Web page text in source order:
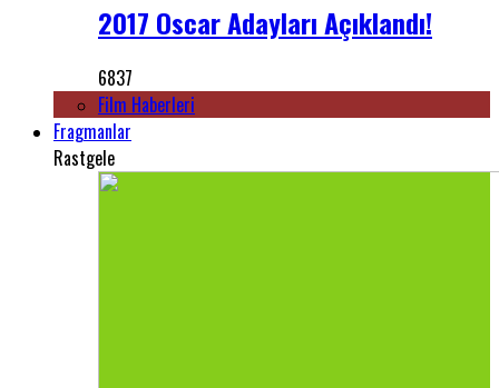
2017 Oscar Adayları Açıklandı!
6837
Film Haberleri
Fragmanlar
Rastgele